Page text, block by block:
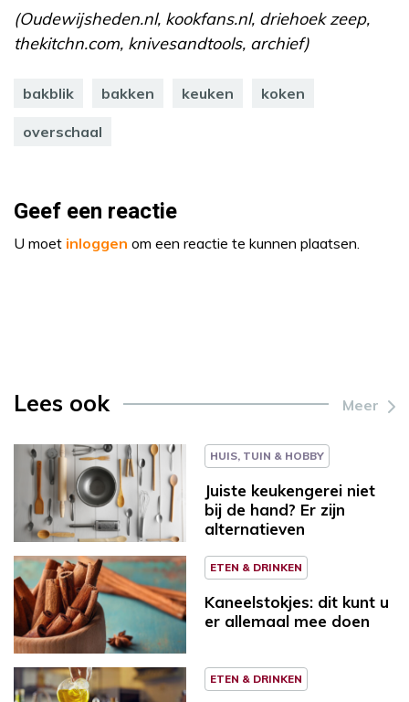
(Oudewijsheden.nl, kookfans.nl, driehoek zeep,
thekitchn.com, knivesandtools, archief)
bakblik bakken keuken koken
overschaal
Geef een reactie
U moet inloggen om een reactie te kunnen plaatsen.
Lees ook Meer
HUIS, TUIN & HOBBY
Juiste keukengerei niet
bij de hand? Er zijn
alternatieven
ETEN & DRINKEN
Kaneelstokjes: dit kunt u
er allemaal mee doen
ETEN & DRINKEN